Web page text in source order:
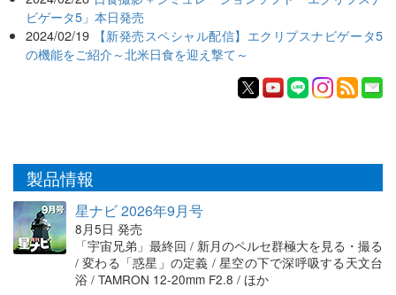
ビゲータ5」本日発売
2024/02/19
【新発売スペシャル配信】エクリプスナビゲータ5
の機能をご紹介～北米日食を迎え撃て～
製品情報
星ナビ 2026年9月号
8月5日 発売
「宇宙兄弟」最終回 / 新月のペルセ群極大を見る・撮る
/ 変わる「惑星」の定義 / 星空の下で深呼吸する天文台
浴 / TAMRON 12-20mm F2.8 / ほか